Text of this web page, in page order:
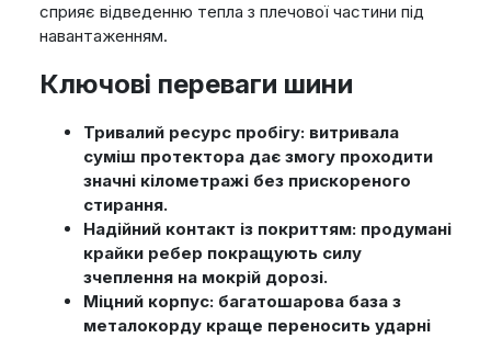
сприяє відведенню тепла з плечової частини під
навантаженням.
Ключові переваги шини
Тривалий ресурс пробігу: витривала
суміш протектора дає змогу проходити
значні кілометражі без прискореного
стирання.
Надійний контакт із покриттям: продумані
крайки ребер покращують силу
зчеплення на мокрій дорозі.
Міцний корпус: багатошарова база з
металокорду краще переносить ударні